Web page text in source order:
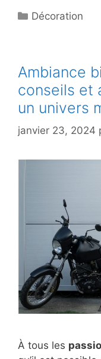
Catégories
Décoration
Ambiance
conseils et
un univers
janvier 23, 2024
À tous les